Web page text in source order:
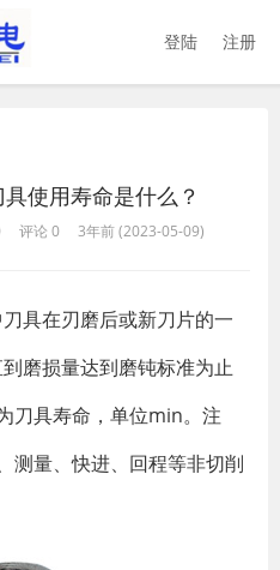
登陆 注册
使用寿命是什么？
评论 0 3年前 (2023-05-09)
具在刃磨后或新刀片的一
磨损量达到磨钝标准为止
刀具寿命，单位min。注
测量、快进、回程等非切削